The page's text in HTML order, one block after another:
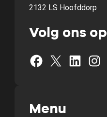
2132 LS Hoofddorp
Volg ons op
Facebook X LinkedIn Instagram
Menu